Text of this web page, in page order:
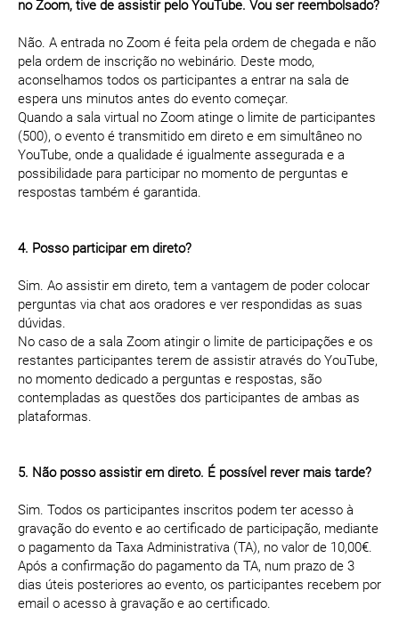
no Zoom, tive de assistir pelo YouTube. Vou ser reembolsado?
Não. A entrada no Zoom é feita pela ordem de chegada e não
pela ordem de inscrição no webinário. Deste modo,
aconselhamos todos os participantes a entrar na sala de
espera uns minutos antes do evento começar.
Quando a sala virtual no Zoom atinge o limite de participantes
(500), o evento é transmitido em direto e em simultâneo no
YouTube, onde a qualidade é igualmente assegurada e a
possibilidade para participar no momento de perguntas e
respostas também é garantida.
4. Posso participar em direto?
Sim. Ao assistir em direto, tem a vantagem de poder colocar
perguntas via chat aos oradores e ver respondidas as suas
dúvidas.
No caso de a sala Zoom atingir o limite de participações e os
restantes participantes terem de assistir através do YouTube,
no momento dedicado a perguntas e respostas, são
contempladas as questões dos participantes de ambas as
plataformas.
5. Não posso assistir em direto. É possível rever mais tarde?
Sim. Todos os participantes inscritos podem ter acesso à
gravação do evento e ao certificado de participação, mediante
o pagamento da Taxa Administrativa (TA), no valor de 10,00€.
Após a confirmação do pagamento da TA, num prazo de 3
dias úteis posteriores ao evento, os participantes recebem por
email o acesso à gravação e ao certificado.